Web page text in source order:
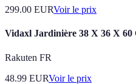
299.00 EURVoir le prix
Vidaxl Jardinière 38 X 36 X 60
Rakuten FR
48.99 EURVoir le prix